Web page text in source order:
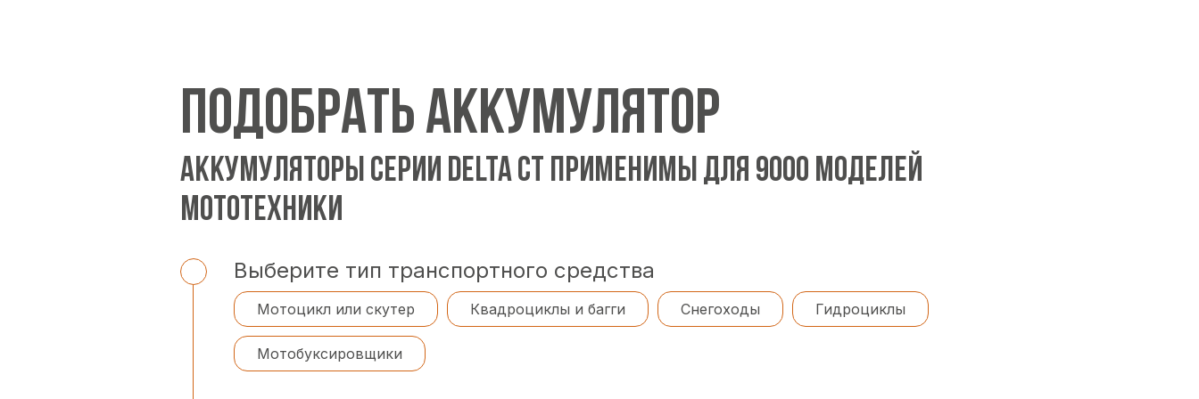
ПОДОБРАТЬ АККУМУЛЯТОР
АККУМУЛЯТОРЫ СЕРИИ DELTA CT ПРИМЕНИМЫ ДЛЯ 9000 МОДЕЛЕЙ
МОТОТЕХНИКИ
Выберите тип транспортного средства
Мотоцикл или скутер Квадроциклы и багги Снегоходы Гидроциклы
Мотобуксировщики